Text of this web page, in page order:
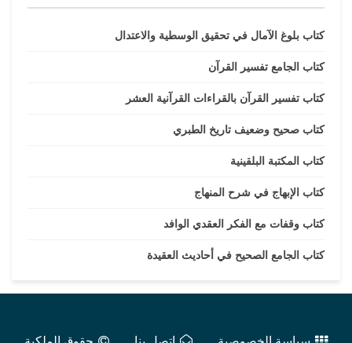
كتاب بلوغ الآمال في تحقيق الوسطية والاعتدال
كتاب الجامع تفسير القرآن
كتاب تفسير القرآن بالقراءات القرآنية العشر
كتاب صحيح وضعيف تاريخ الطبري
كتاب المكتبة البلقينية
كتاب الإبهاج في شرح المنهاج
كتاب وقفات مع الفكر العقدي الوافد
كتاب الجامع الصحيح في أحاديث العقيدة